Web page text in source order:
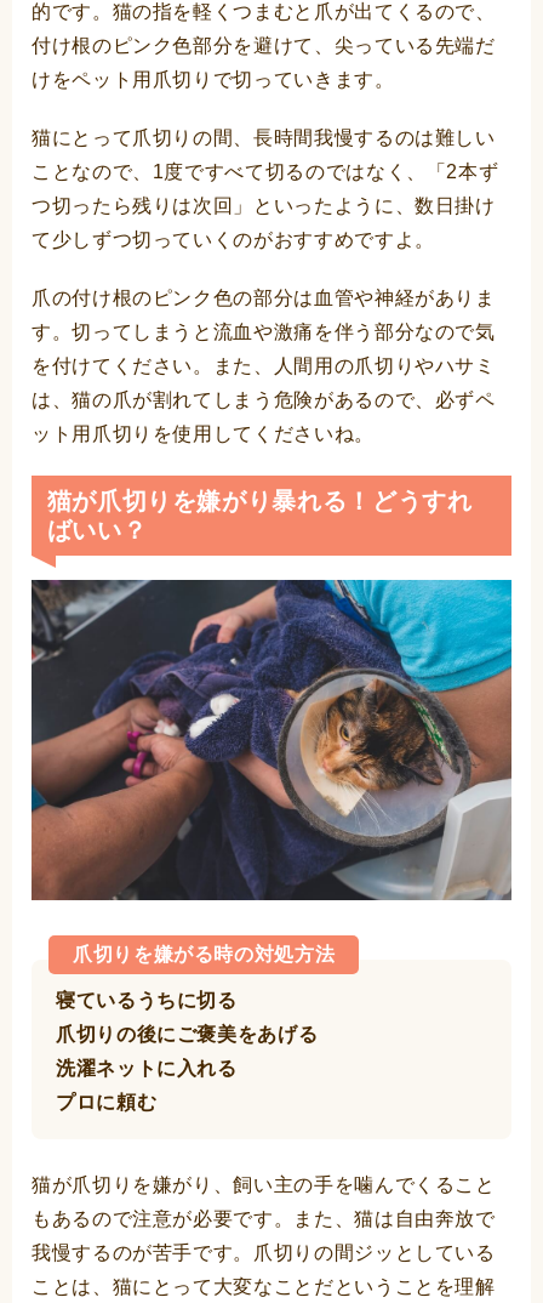
的です。猫の指を軽くつまむと爪が出てくるので、
付け根のピンク色部分を避けて、尖っている先端だ
けをペット用爪切りで切っていきます。
猫にとって爪切りの間、長時間我慢するのは難しい
ことなので、1度ですべて切るのではなく、「2本ず
つ切ったら残りは次回」といったように、数日掛け
て少しずつ切っていくのがおすすめですよ。
爪の付け根のピンク色の部分は血管や神経がありま
す。切ってしまうと流血や激痛を伴う部分なので気
を付けてください。また、人間用の爪切りやハサミ
は、猫の爪が割れてしまう危険があるので、必ずペ
ット用爪切りを使用してくださいね。
猫が爪切りを嫌がり暴れる！どうすれ
ばいい？
爪切りを嫌がる時の対処方法
寝ているうちに切る
爪切りの後にご褒美をあげる
洗濯ネットに入れる
プロに頼む
猫が爪切りを嫌がり、飼い主の手を噛んでくること
もあるので注意が必要です。また、猫は自由奔放で
我慢するのが苦手です。爪切りの間ジッとしている
ことは、猫にとって大変なことだということを理解